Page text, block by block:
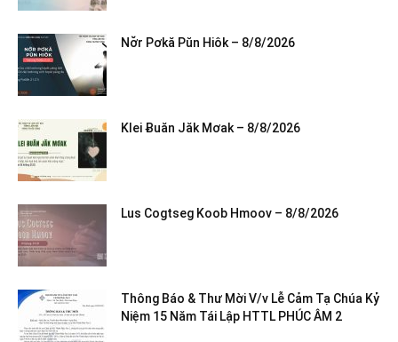
Nơ̆r Pơkă Pŭn Hiôk – 8/8/2026
Klei Ƀuăn Jăk Mơak – 8/8/2026
Lus Cogtseg Koob Hmoov – 8/8/2026
Thông Báo & Thư Mời V/v Lễ Cảm Tạ Chúa Kỷ
Niệm 15 Năm Tái Lập HTTL PHÚC ÂM 2